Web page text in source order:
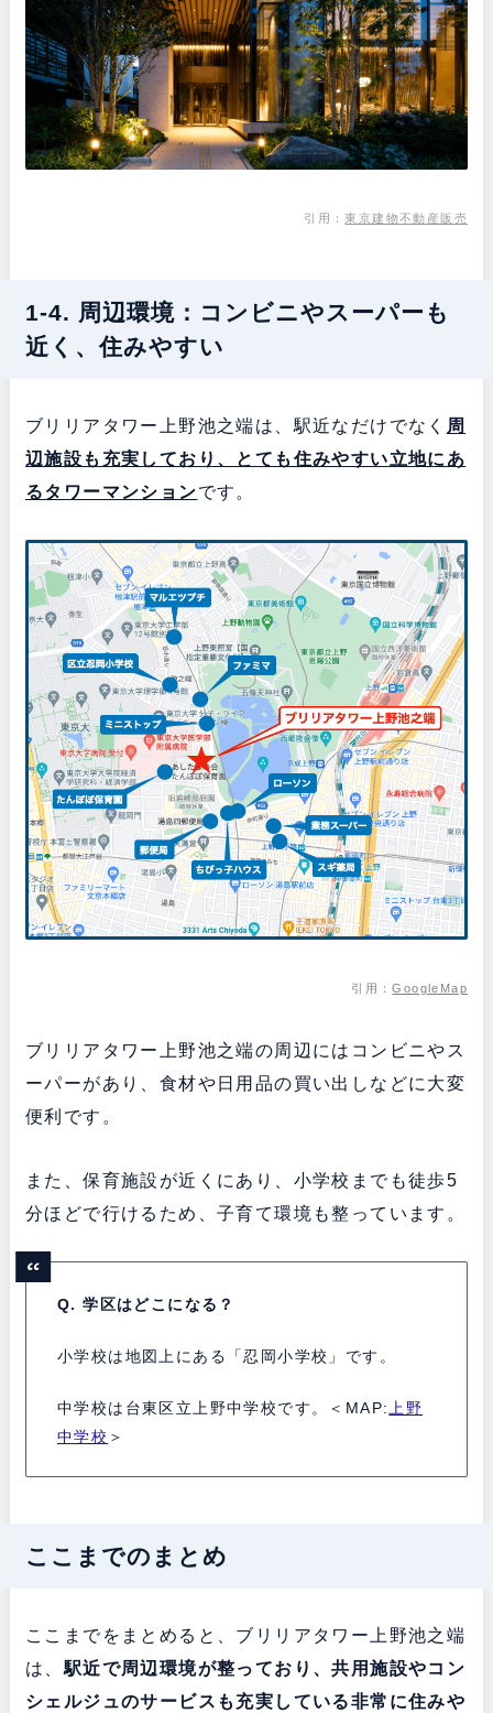
引用：東京建物不動産販売
1-4. 周辺環境：コンビニやスーパーも
近く、住みやすい
ブリリアタワー上野池之端は、駅近なだけでなく 周
辺施設も充実しており、とても住みやすい立地にあ
るタワーマンションです。
引用：GoogleMap
ブリリアタワー上野池之端の周辺にはコンビニやス
ーパーがあり、食材や日用品の買い出しなどに大変
便利です。
また、保育施設が近くにあり、小学校までも徒歩5
分ほどで行けるため、子育て環境も整っています。
Q. 学区はどこになる？
小学校は地図上にある「忍岡小学校」です。
中学校は台東区立上野中学校です。＜MAP:上野
中学校 ＞
ここまでのまとめ
ここまでをまとめると、ブリリアタワー上野池之端
は、駅近で周辺環境が整っており、共用施設やコン
シェルジュのサービスも充実している非常に住みや